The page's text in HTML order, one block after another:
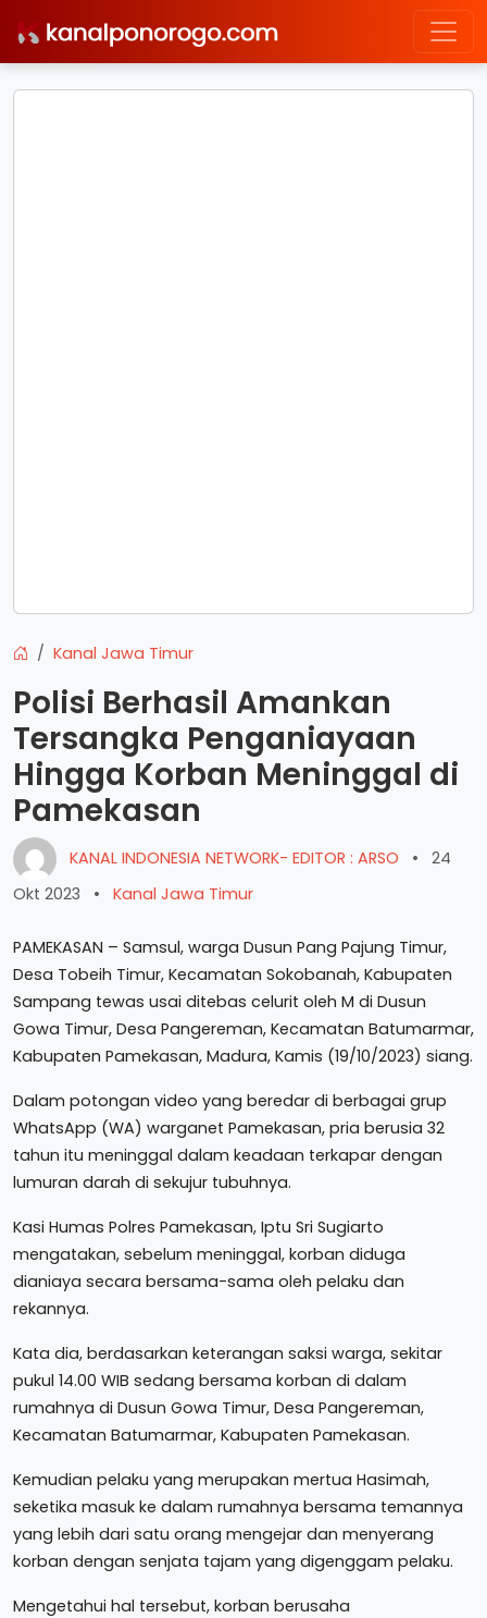
Kanal Jawa Timur
Polisi Berhasil Amankan
Tersangka Penganiayaan
Hingga Korban Meninggal di
Pamekasan
KANAL INDONESIA NETWORK- EDITOR : ARSO •
24
Okt 2023
• Kanal Jawa Timur
PAMEKASAN – Samsul, warga Dusun Pang Pajung Timur,
Desa Tobeih Timur, Kecamatan Sokobanah, Kabupaten
Sampang tewas usai ditebas celurit oleh M di Dusun
Gowa Timur, Desa Pangereman, Kecamatan Batumarmar,
Kabupaten Pamekasan, Madura, Kamis (19/10/2023) siang.
Dalam potongan video yang beredar di berbagai grup
WhatsApp (WA) warganet Pamekasan, pria berusia 32
tahun itu meninggal dalam keadaan terkapar dengan
lumuran darah di sekujur tubuhnya.
Kasi Humas Polres Pamekasan, Iptu Sri Sugiarto
mengatakan, sebelum meninggal, korban diduga
dianiaya secara bersama-sama oleh pelaku dan
rekannya.
Kata dia, berdasarkan keterangan saksi warga, sekitar
pukul 14.00 WIB sedang bersama korban di dalam
rumahnya di Dusun Gowa Timur, Desa Pangereman,
Kecamatan Batumarmar, Kabupaten Pamekasan.
Kemudian pelaku yang merupakan mertua Hasimah,
seketika masuk ke dalam rumahnya bersama temannya
yang lebih dari satu orang mengejar dan menyerang
korban dengan senjata tajam yang digenggam pelaku.
Mengetahui hal tersebut, korban berusaha